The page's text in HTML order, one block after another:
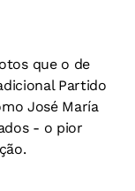
que o de
Partido
José María
- o pior